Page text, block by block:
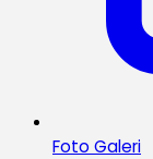
Foto Galeri